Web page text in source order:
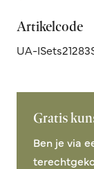
Artikelcode
UA-
Gratis
Ben je via